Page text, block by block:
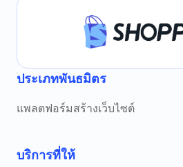
ประเภทพันธมิตร
แพลตฟอร์มสร้างเว็บไซต์
บริการที่ให้